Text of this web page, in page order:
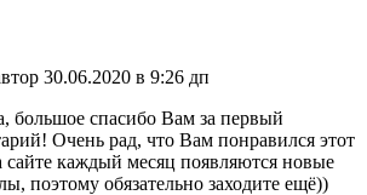
30.06.2020 в 9:26 дп
большое спасибо Вам за первый
Очень рад, что Вам понравился этот
сайте каждый месяц появляются новые
поэтому обязательно заходите ещё))